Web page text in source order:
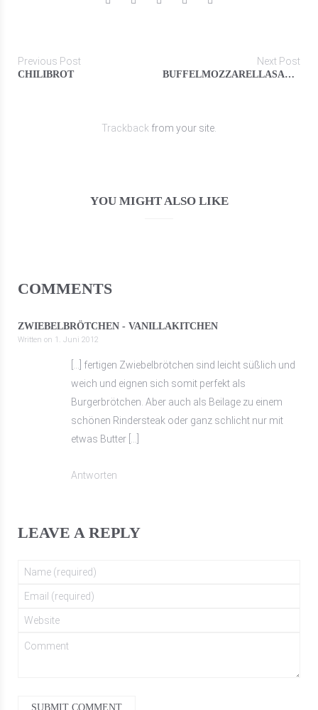
Previous Post
CHILIBROT
Next Post
BÜFFELMOZZARELLASALAT MIT ERDBEEREN
Trackback from your site.
YOU MIGHT ALSO LIKE
COMMENTS
ZWIEBELBRÖTCHEN - VANILLAKITCHEN
Written on 1. Juni 2012
[…] fertigen Zwiebelbrötchen sind leicht süßlich und
weich und eignen sich somit perfekt als
Burgerbrötchen. Aber auch als Beilage zu einem
schönen Rindersteak oder ganz schlicht nur mit
etwas Butter […]
Antworten
LEAVE A REPLY
SUBMIT COMMENT